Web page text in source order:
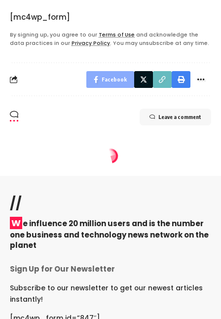
[mc4wp_form]
By signing up, you agree to our Terms of Use and acknowledge the
data practices in our Privacy Policy. You may unsubscribe at any time.
Facebook
Leave a comment
//
W e influence 20 million users and is the number
one business and technology news network on the
planet
Sign Up for Our Newsletter
Subscribe to our newsletter to get our newest articles
instantly!